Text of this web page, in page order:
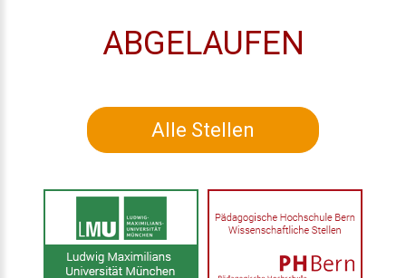
ABGELAUFEN
Alle Stellen